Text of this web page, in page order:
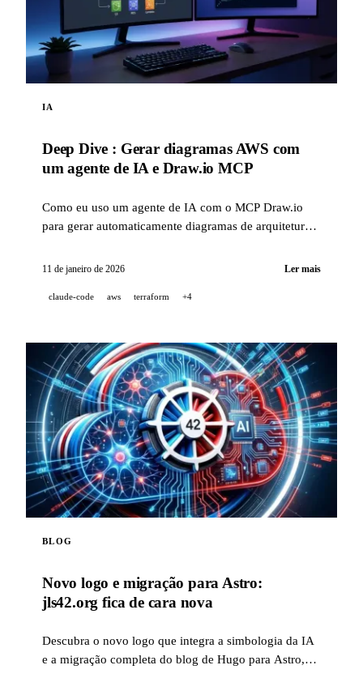
IA
Deep Dive : Gerar diagramas AWS com
um agente de IA e Draw.io MCP
Como eu uso um agente de IA com o MCP Draw.io
para gerar automaticamente diagramas de arquitetura
11 de janeiro de 2026 Ler mais
claude-code aws terraform +4
BLOG
Novo logo e migração para Astro:
jls42.org fica de cara nova
Descubra o novo logo que integra a simbologia da IA
e a migração completa do blog de Hugo para Astro,